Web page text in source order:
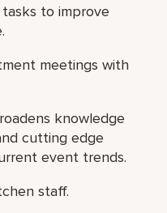
to improve
meetings with
knowledge
cutting edge
event trends.
staff.